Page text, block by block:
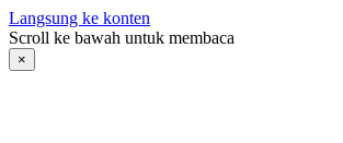
Langsung ke konten
Scroll ke bawah untuk membaca
×